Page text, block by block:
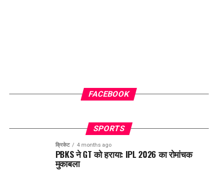
FACEBOOK
SPORTS
क्रिकेट 4 months ago
PBKS ने GT को हराया: IPL 2026 का रोमांचक
मुकाबला